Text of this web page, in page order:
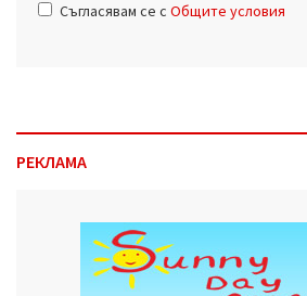
Съгласявам се с Общите условия
РЕКЛАМА